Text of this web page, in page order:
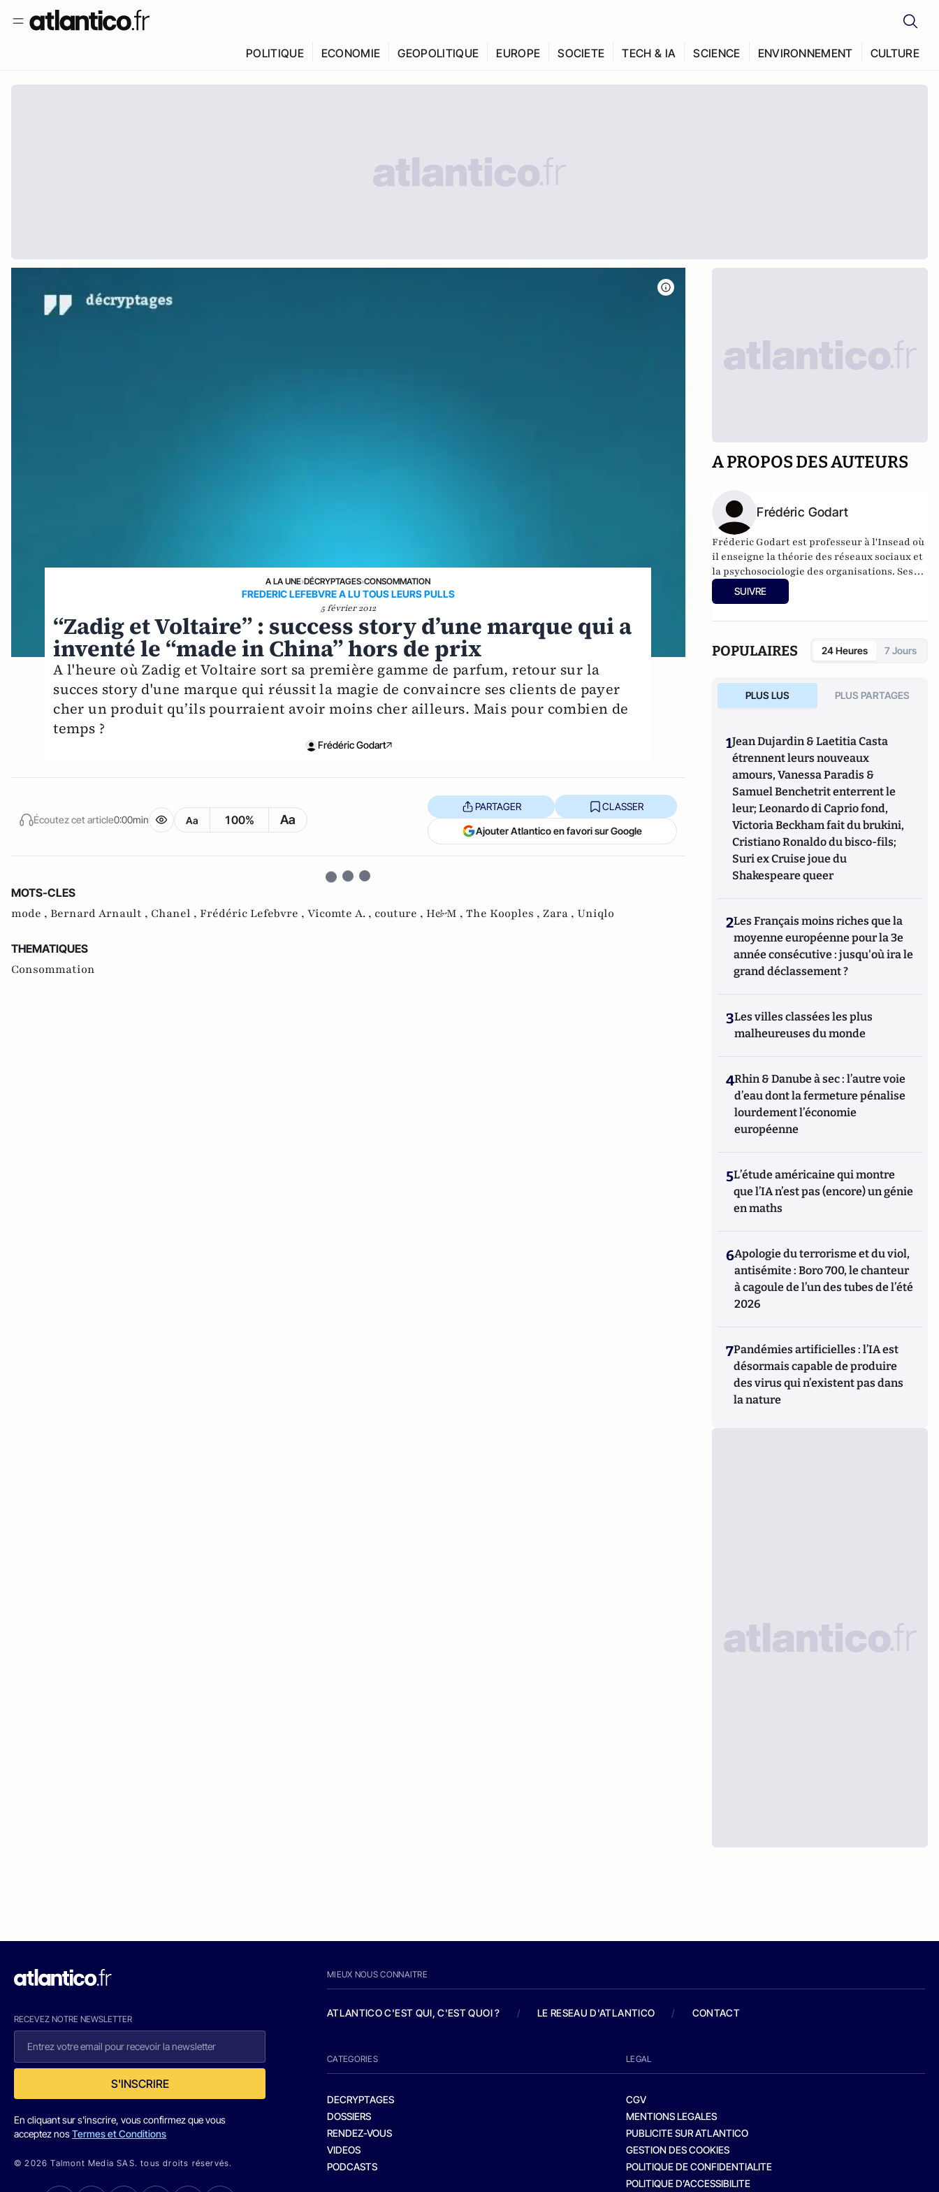
POLITIQUE ECONOMIE GEOPOLITIQUE EUROPE SOCIETE TECH & IA SCIENCE ENVIRONNEMENT CULTURE
A LA UNE›DÉCRYPTAGES›CONSOMMATION
FREDERIC LEFEBVRE A LU TOUS LEURS PULLS
5 février 2012
“Zadig et Voltaire” : success story d’une marque qui a
inventé le “made in China” hors de prix
A l'heure où Zadig et Voltaire sort sa première gamme de parfum, retour sur la
succes story d'une marque qui réussit la magie de convaincre ses clients de payer
cher un produit qu’ils pourraient avoir moins cher ailleurs. Mais pour combien de
temps ?
Frédéric Godart
Écoutez cet article0:00min Aa 100% Aa
PARTAGER CLASSER
Ajouter Atlantico en favori sur Google
MOTS-CLES
mode , Bernard Arnault , Chanel , Frédéric Lefebvre , Vicomte A. , couture , H&M , The Kooples , Zara , Uniqlo
THEMATIQUES
Consommation
A PROPOS DES AUTEURS
Frédéric Godart
Fréderic Godart est professeur à l'Insead où
il enseigne la théorie des réseaux sociaux et
la psychosociologie des organisations. Ses
recherches se concentrent sur la mode et le
luxe. Il est l’auteur de
SUIVRE
POPULAIRES 24 Heures 7 Jours
PLUS LUS PLUS PARTAGES
1Jean Dujardin & Laetitia Casta
étrennent leurs nouveaux
amours, Vanessa Paradis &
Samuel Benchetrit enterrent le
leur; Leonardo di Caprio fond,
Victoria Beckham fait du brukini,
Cristiano Ronaldo du bisco-fils;
Suri ex Cruise joue du
Shakespeare queer
2Les Français moins riches que la
moyenne européenne pour la 3e
année consécutive : jusqu'où ira le
grand déclassement ?
3Les villes classées les plus
malheureuses du monde
4Rhin & Danube à sec : l’autre voie
d’eau dont la fermeture pénalise
lourdement l’économie
européenne
5L’étude américaine qui montre
que l’IA n’est pas (encore) un génie
en maths
6Apologie du terrorisme et du viol,
antisémite : Boro 700, le chanteur
à cagoule de l’un des tubes de l’été
2026
7Pandémies artificielles : l’IA est
désormais capable de produire
des virus qui n’existent pas dans
la nature
RECEVEZ NOTRE NEWSLETTER
S'INSCRIRE
En cliquant sur s'inscrire, vous confirmez que vous
acceptez nosTermes et Conditions
© 2026 Talmont Media SAS. tous droits réservés.
MIEUX NOUS CONNAITRE
ATLANTICO C'EST QUI, C'EST QUOI ? / LE RESEAU D'ATLANTICO / CONTACT
CATEGORIES
DECRYPTAGES
DOSSIERS
RENDEZ-VOUS
VIDEOS
PODCASTS
LEGAL
CGV
MENTIONS LEGALES
PUBLICITE SUR ATLANTICO
GESTION DES COOKIES
POLITIQUE DE CONFIDENTIALITE
POLITIQUE D’ACCESSIBILITE